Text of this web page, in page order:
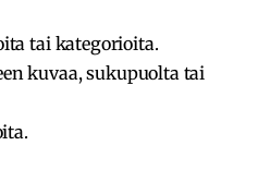
tai kategorioita.
kuvaa, sukupuolta tai